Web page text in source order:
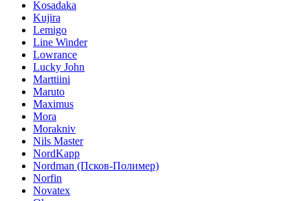
Kosadaka
Kujira
Lemigo
Line Winder
Lowrance
Lucky John
Marttiini
Maruto
Maximus
Mora
Morakniv
Nils Master
NordKapp
Nordman (Псков-Полимер)
Norfin
Novatex